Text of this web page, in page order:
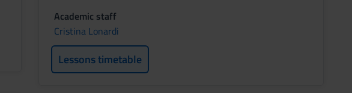
Academic staff
Cristina Lonardi
Lessons timetable